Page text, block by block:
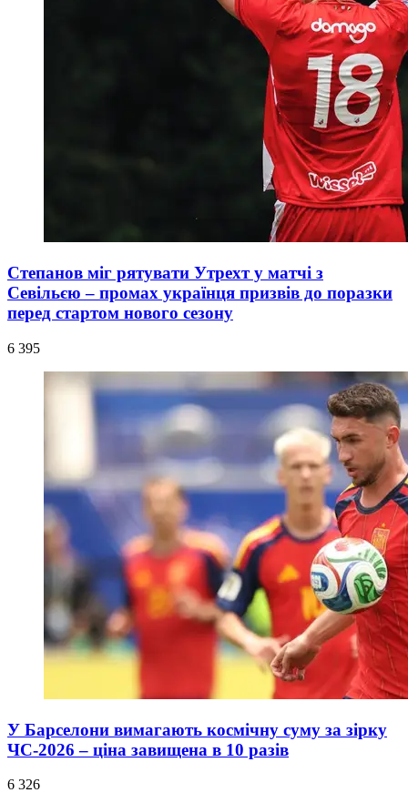
Степанов міг рятувати Утрехт у матчі з
Севільєю – промах українця призвів до поразки
перед стартом нового сезону
6 395
У Барселони вимагають космічну суму за зірку
ЧС-2026 – ціна завищена в 10 разів
6 326